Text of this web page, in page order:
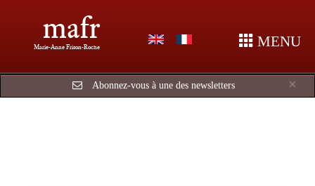
mafr
Marie-Anne Frison-Roche MENU
×
Abonnez-vous à une des newsletters